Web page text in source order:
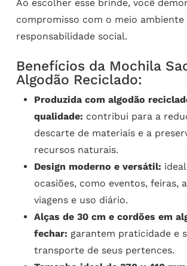
Ao escolher esse brinde, você
compromisso com o meio ambiente
responsabilidade social.
Benefícios da Mochila
Algodão Reciclado:
Produzida com algodão
qualidade: contribui para a
descarte de materiais e a
recursos naturais.
Design moderno e versátil:
ocasiões, como eventos, feiras,
viagens e uso diário.
Alças de 30 cm e cordões em
fechar: garantem praticidade e
transporte de seus pertences.